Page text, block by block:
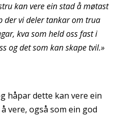
kan vere ein stad å møtast
der vi deler tankar om trua
kva som held oss fast i
og det som kan skape tvil.»
håpar dette kan vere ein
vere, også som ein god